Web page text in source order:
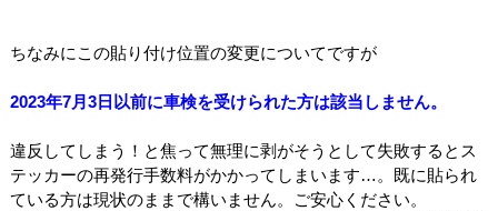
ちなみにこの貼り付け位置の変更についてですが
2023年7月3日以前に車検を受けられた方は該当しません。
違反してしまう！と焦って無理に剥がそうとして失敗するとス
テッカーの再発行手数料がかかってしまいます…。既に貼られ
ている方は現状のままで構いません。ご安心ください。